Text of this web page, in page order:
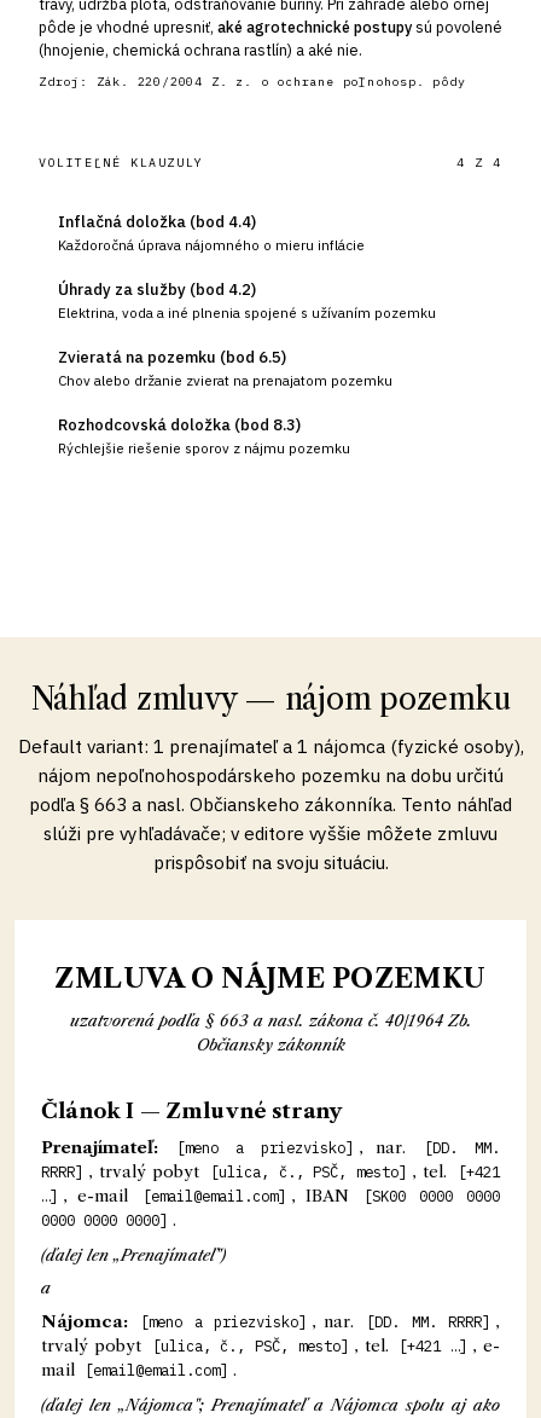
pôde je vhodné upresniť, aké agrotechnické postupysú povolené
(hnojenie, chemická ochrana rastlín) a aké nie.
Zdroj: Zák. 220/2004 Z. z. o ochrane poľnohosp. pôdy
VOLITEĽNÉ KLAUZULY 4 Z4
Inflačná doložka (bod 4.4)
Každoročná úprava nájomného o mieru inflácie
Úhrady za služby (bod 4.2)
Elektrina, voda a iné plnenia spojené s užívaním pozemku
Zvieratá na pozemku (bod 6.5)
Chov alebo držanie zvierat na prenajatom pozemku
Rozhodcovská doložka (bod 8.3)
Rýchlejšie riešenie sporov z nájmu pozemku
Náhľad zmluvy — nájom pozemku
Default variant: 1 prenajímateľ a 1 nájomca (fyzické osoby),
nájom nepoľnohospodárskeho pozemku na dobu určitú
podľa § 663 a nasl. Občianskeho zákonníka. Tento náhľad
slúži pre vyhľadávače; v editore vyššie môžete zmluvu
prispôsobiť na svoju situáciu.
ZMLUVA O NÁJME POZEMKU
uzatvorená podľa § 663 a nasl. zákona č. 40/1964 Zb.
Občiansky zákonník
Článok I — Zmluvné strany
Prenajímateľ: [meno a priezvisko] , nar.
[DD. MM.
RRRR] , trvalý pobyt [ulica, č., PSČ, mesto] , tel.
[+421
…] , e-mail [email@email.com] , IBAN
[SK00 0000 0000
0000 0000 0000] .
(ďalej len „Prenajímateľ")
a
Nájomca:
[meno a priezvisko] , nar. [DD. MM. RRRR] ,
trvalý pobyt
[ulica, č., PSČ, mesto] , tel. [+421 …] , e-
mail
[email@email.com] .
(ďalej len „Nájomca"; Prenajímateľ a Nájomca spolu aj ako